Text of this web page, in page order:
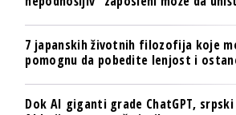
7 japanskih životnih filozofija koje
pomognu da pobedite lenjost i
Dok AI giganti grade ChatGPT,